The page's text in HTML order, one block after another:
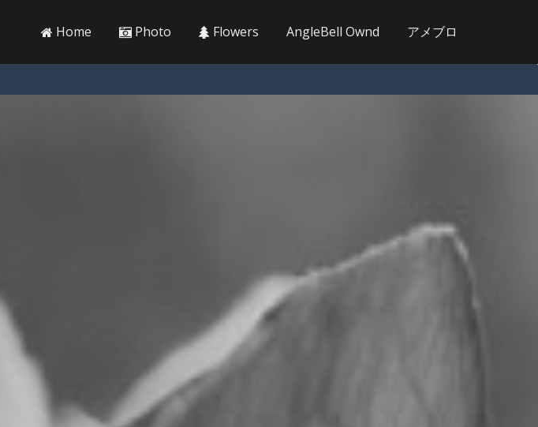
Home Photo Flowers AngleBell Ownd アメブロ